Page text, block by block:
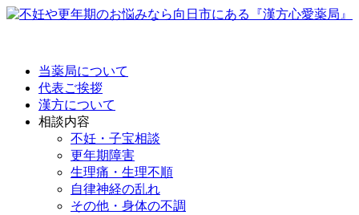
当薬局について
代表ご挨拶
漢方について
相談内容
不妊・子宝相談
更年期障害
生理痛・生理不順
自律神経の乱れ
その他・身体の不調